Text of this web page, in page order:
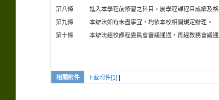
第八條
進入本學程前修習之科目，屬學程課程且成績及
第九條
本辦法如有未盡事宜，均依本校相關規定辦理。
第十條
本辦法經校課程委員會審議通過，再經教務會議
相關附件 下載附件[1]